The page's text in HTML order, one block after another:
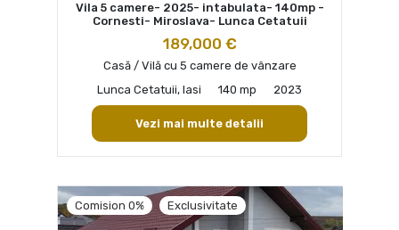
Vila 5 camere- 2025- intabulata- 140mp -
Cornesti- Miroslava- Lunca Cetatuii
189,000 €
Casă / Vilă cu 5 camere de vânzare
Lunca Cetatuii, Iasi
140 mp 2023
Vezi mai multe detalii
Comision 0% Exclusivitate